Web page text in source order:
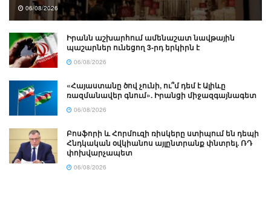
06/08/2026
Իրանն աշխարհում ամենաշատ նավթային
պաշարներ ունեցող 3-րդ երկիրն է
06/08/2026
«Հայաստանը ծով չունի, ու՞մ դեմ է Ալիևը
ռազմանավեր գնում». Իրանցի միջազգայնագետ
06/08/2026
Բոսֆորի և Հորմուզի ռիսկերը ստիպում են դեպի
Հնդկական օվկիանոս այլընտրանք փնտրել. ՌԴ
փոխվարչապետ
06/08/2026